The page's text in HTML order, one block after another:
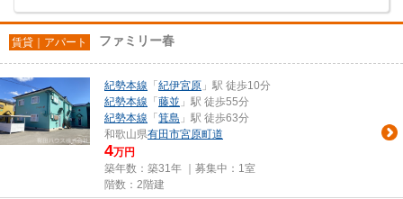
賃貸｜アパート ファミリー春
紀勢本線 「 紀伊宮原 」駅 徒歩10分
紀勢本線 「 藤並 」駅 徒歩55分
紀勢本線 「 箕島 」駅 徒歩63分
和歌山県有田市宮原町道
4万円
築年数：築31年 ｜募集中： 1室
階数：2階建